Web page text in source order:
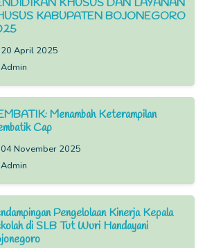
KHUSUS DAN LAYANAN
KABUPATEN BOJONEGORO
20 April 2025
Admin
Menambah Keterampilan
Cap
04 November 2025
Admin
Pengelolaan Kinerja Kepala
di SLB Tut Wuri Handayani